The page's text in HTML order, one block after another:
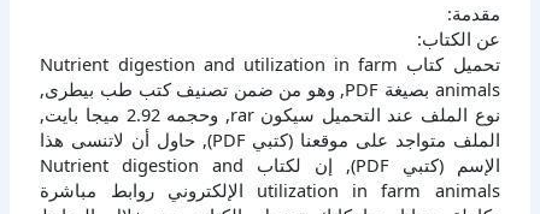
مقدمة:
عن الكتاب:
تحميل كتاب Nutrient digestion and utilization in farm
animals بصيغة PDF, وهو من ضمن تصنيف كتب طب بيطرى,
نوع الملف عند التحميل سيكون rar, وحجمه 2.92 ميجا بايت,
الملف متواجد على موقعنا (كتبي PDF), حاول أن لاتنسى هذا
الإسم (كتبي PDF), إن لكتاب Nutrient digestion and
utilization in farm animals الإلكتروني روابط مباشرة